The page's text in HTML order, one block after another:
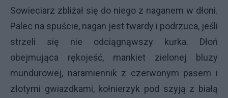
Sowieciarz zbliżał się do niego z naganem w dłoni.
Palec na spuście, nagan jest twardy i podrzuca, jeśli
strzeli się nie odciągnąwszy kurka. Dłoń
obejmująca rękojeść, mankiet zielonej bluzy
mundurowej, naramiennik z czerwonym pasem i
złotymi gwiazdkami, kołnierzyk pod szyją z białą